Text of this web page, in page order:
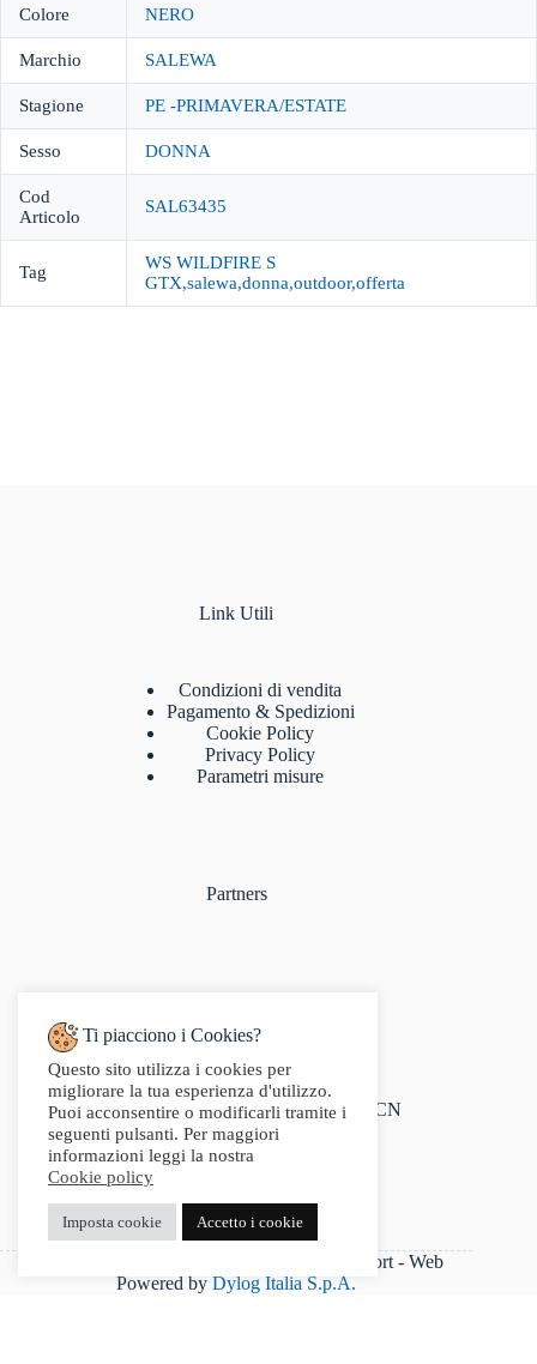
Colore NERO
Marchio SALEWA
Stagione PE -PRIMAVERA/ESTATE
Sesso DONNA
Cod
Articolo
SAL63435
Tag
WS WILDFIRE S
GTX,salewa,donna,outdoor,offerta
Link Utili
Condizioni di vendita
Pagamento & Spedizioni
Cookie Policy
Privacy Policy
Parametri misure
Partners
Indirizzo:
Via Audisio, 26, 12042 Bra CN
Telefono:
0172 412 414
Fax:
0172412414
P.IVA 03542250042 - Copyright 2025 G2Sport - Web
Powered byDylog Italia S.p.A.
Ti piacciono i Cookies?
Questo sito utilizza i cookies per
migliorare la tua esperienza d'utilizzo.
Puoi acconsentire o modificarli tramite i
seguenti pulsanti. Per maggiori
informazioni leggi la nostra
Cookie policy
Imposta cookie Accetto i cookie